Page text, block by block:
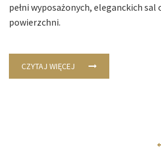
pełni wyposażonych, eleganckich sal
powierzchni.
CZYTAJ WIĘCEJ